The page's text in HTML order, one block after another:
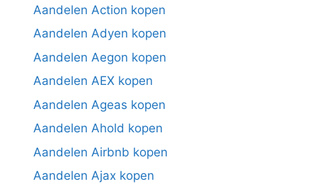
Aandelen Action kopen
Aandelen Adyen kopen
Aandelen Aegon kopen
Aandelen AEX kopen
Aandelen Ageas kopen
Aandelen Ahold kopen
Aandelen Airbnb kopen
Aandelen Ajax kopen